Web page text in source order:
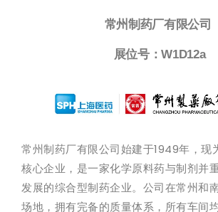
常州制药厂有限公司
展位号：W1D12a
常州制药厂有限公司始建于1949年，现
核心企业，是一家化学原料药与制剂并
发展的综合型制药企业。公司在常州和
场地，拥有完备的质量体系，所有车间